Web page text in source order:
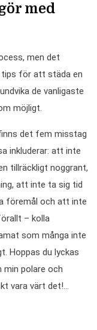
med
men det
tips för att städa en
de vanligaste
möjligt.
det fem misstag
inkluderar: att inte
tillräckligt noggrant,
att inte ta sig tid
föremål och att inte
– kolla
som många inte
Hoppas du lyckas
min polare och
vara värt det!…